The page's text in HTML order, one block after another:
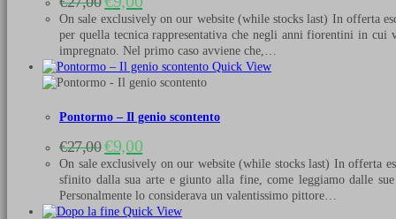
prezzo
originale
era:
€27,00.
prezzo
attuale
è:
€9,00.
On sale exclusively on our website (while stocks last) In offerta
per quella tecnica rappresentativa che negli anni fiorentini in cui
impregnato. Nel primo caso avviene che,…
Quick View
Pontormo – Il genio scontento
€27,00Il
prezzo
originale
era:
€27,00.
€9,00Il
prezzo
attuale
è:
€9,00.
On sale exclusively on our website (while stocks last) In offerta
sfinito dalla sua arte e giunto alla fine, come leggiamo dalle
Personalmente lo considerava un valentissimo pittore…
Quick View